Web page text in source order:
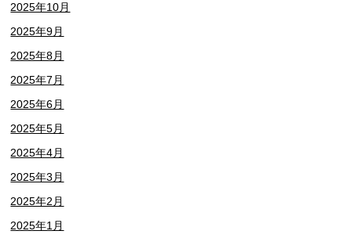
2025年10月
2025年9月
2025年8月
2025年7月
2025年6月
2025年5月
2025年4月
2025年3月
2025年2月
2025年1月